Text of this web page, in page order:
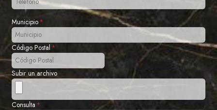
Municipio*
Código Postal *
Subir un archivo
Consulta *